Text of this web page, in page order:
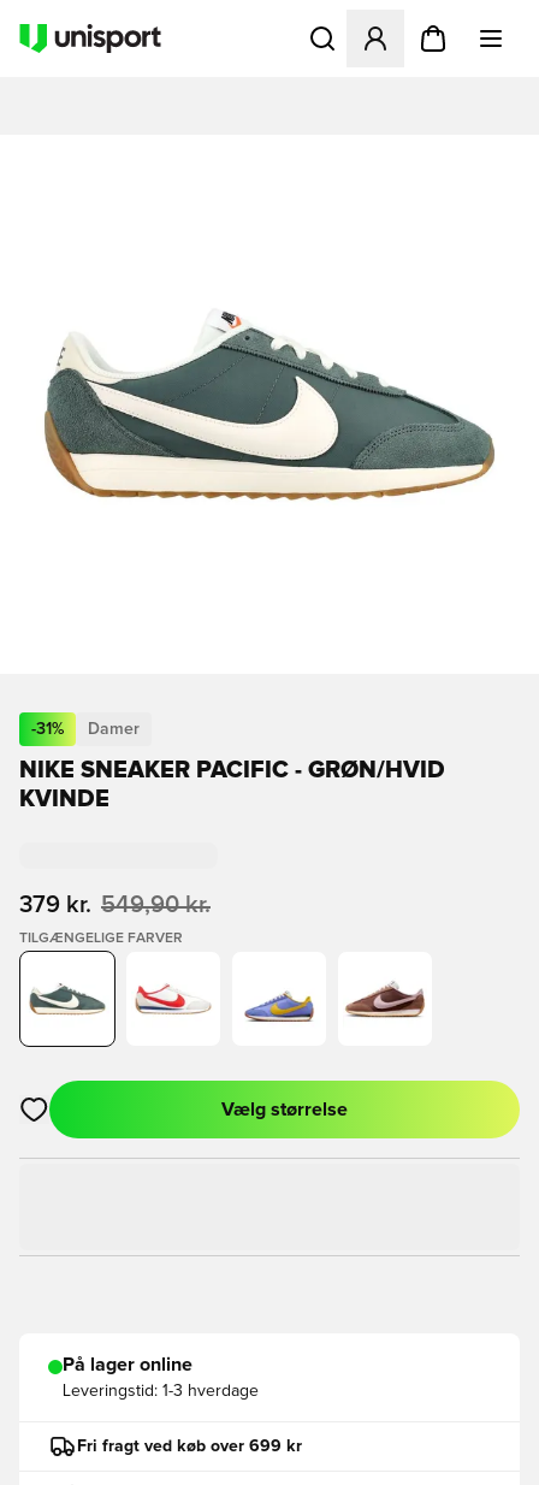
Åbner en Modal til at
-31% Damer
NIKE SNEAKER PACIFIC - GRØN/HVID
KVINDE
379 kr. 549,90 kr.
TILGÆNGELIGE FARVER
Åbner en Modal til at logge ind eller tilmelde dig som medlem
Vælg størrelse
På lager online
Leveringstid: 1-3 hverdage
Fri fragt ved køb over 699 kr